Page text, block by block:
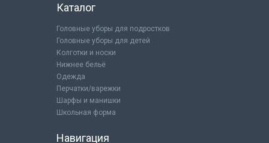
Каталог
Головные уборы для подростков
Головные уборы для детей
Колготки и носки
Нижнее бельё
Одежда
Перчатки/варежки
Шарфы и манишки
Школьная форма
Навигация